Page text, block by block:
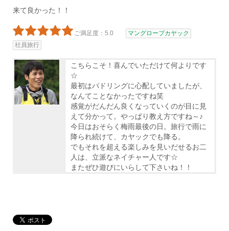
来て良かった！！
ご満足度：5.0
マングローブカヤック
社員旅行
こちらこそ！喜んでいただけて何よりです
☆
最初はパドリングに心配していましたが、
なんてことなかったですね笑
感覚がだんだん良くなっていくのが目に見
えて分かって。やっぱり教え方ですね～♪
今日はおそらく梅雨最後の日。旅行で雨に
降られ続けて、カヤックでも降る。
でもそれを超える楽しみを見いだせるお二
人は、立派なネイチャー人です☆
またぜひ遊びにいらして下さいね！！